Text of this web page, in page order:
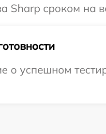
Sharp сроком на
о успешном